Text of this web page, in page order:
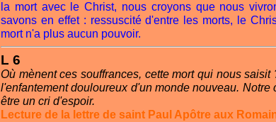
la mort avec le Christ, nous croyons que nous
savons en effet : ressuscité d'entre les morts, le
mort n'a plus aucun pouvoir.
L 6
Où mènent ces souffrances, cette mort qui nous
l'enfantement douloureux d'un monde nouveau. Notre
être un cri d'espoir.
Lecture de la lettre de saint Paul Apôtre aux